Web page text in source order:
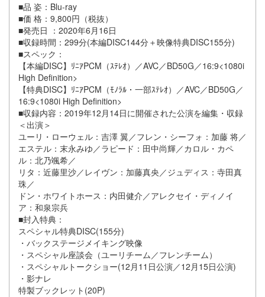
■品 姿：Blu-ray
■価 格：9,800円（税抜）
■発売日 ：2020年6月16日
■収録時間：299分(本編DISC144分＋映像特典DISC155分)
■スペック：
【本編DISC】ﾘﾆｱPCM（ｽﾃﾚｵ）／AVC／BD50G／16:9<1080i
High Definition>
【特典DISC】ﾘﾆｱPCM（ﾓﾉﾗﾙ・一部ｽﾃﾚｵ）／AVC／BD50G／
16:9<1080i High Definition>
■収録内容：2019年12月14日に開催された公演を編集・収録
＜出演＞
ユーリ・ローウェル：吉澤 翼／フレン・シーフォ：加藤 将／
エステル：末永みゆ／ラピード：田中尚輝／カロル・カペ
ル：北乃颯希／
リタ：近藤里沙／レイヴン：加藤真央／ジュディス：寺田真
珠／
ドン・ホワイトホース：内田健介／アレクセイ・ディノイ
ア：和泉宗兵
■封入特典：
スペシャル特典DISC(155分)
・バックステージメイキング映像
・スペシャル座談会（ユーリチーム／フレンチーム）
・スペシャルトークショー(12月11日公演／12月15日公演)
・影ナレ
特製ブックレット(20P)